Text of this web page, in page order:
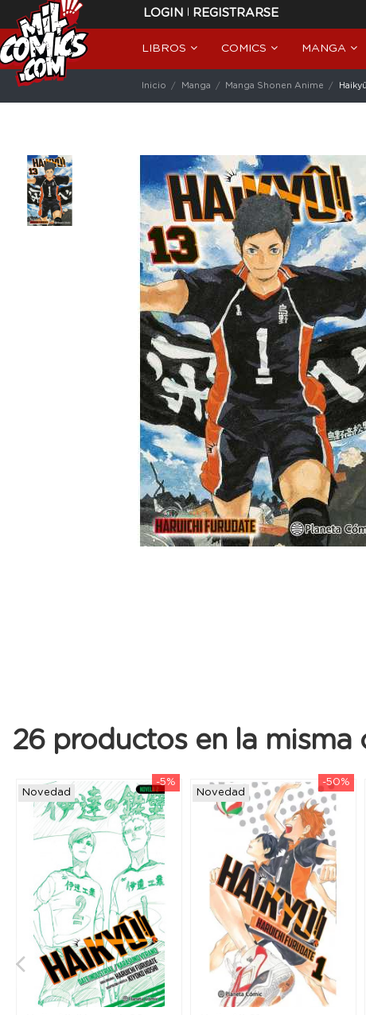
LOGIN | REGISTRARSE
LIBROS COMICS MANGA
Inicio Manga Manga Shonen Anime
26 productos en la misma
-5%
Novedad
-50%
Novedad